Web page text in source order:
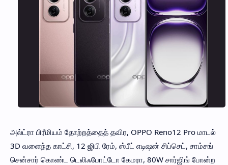
அல்ட்ரா பிரீமியம் தோற்றத்தைத் தவிர, OPPO Reno12 Pro மாடல்
3D வளைந்த காட்சி, 12 ஜிபி ரேம், ஸ்பீட் எடிஷன் சிப்செட், சாம்சங்
சென்சார் கொண்ட டெலிஃபோட்டோ கேமரா, 80W சார்ஜிங் போன்ற